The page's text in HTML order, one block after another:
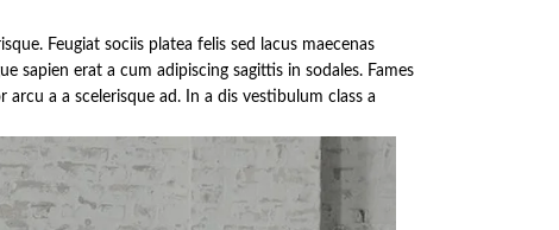
Feugiat sociis platea felis sed lacus maecenas
erat a cum adipiscing sagittis in sodales. Fames
a a scelerisque ad. In a dis vestibulum class a